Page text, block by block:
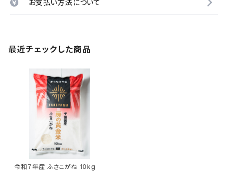
お支払い方法について
最近チェックした商品
令和７年産 ふさこがね 10kg